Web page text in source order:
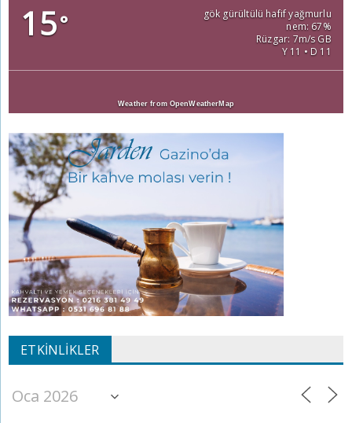
15°
gök gürültülü hafif yağmurlu
nem: 67%
Rüzgar: 7m/s GB
Y 11 • D 11
Weather from OpenWeatherMap
ETKINLIKLER